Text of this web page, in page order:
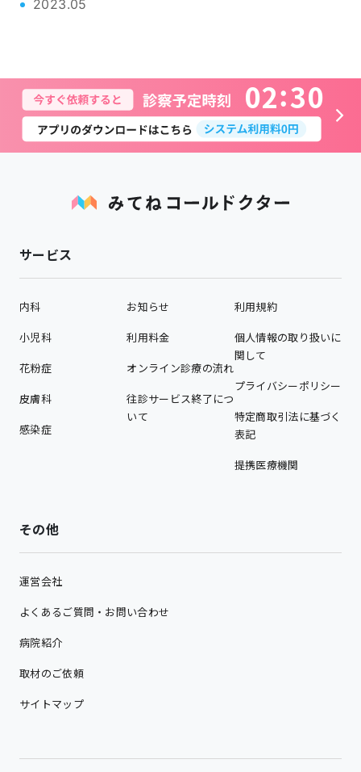
2023.05
02 30
サービス
内科
小児科
花粉症
皮膚科
感染症
お知らせ
利用料金
オンライン診療の流れ
往診サービス終了につ
いて
利用規約
個人情報の取り扱いに
関して
プライバシーポリシー
特定商取引法に基づく
表記
提携医療機関
その他
運営会社
よくあるご質問・お問い合わせ
病院紹介
取材のご依頼
サイトマップ